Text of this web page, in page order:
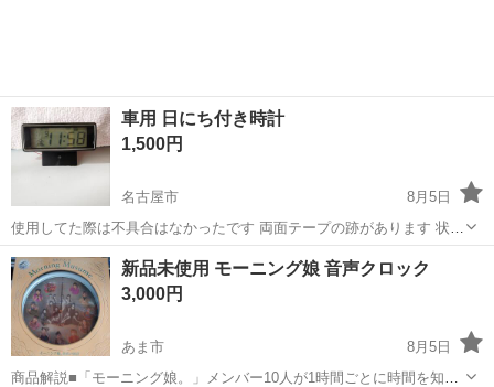
車用 日にち付き時計
1,500円
名古屋市
8月5日
使用してた際は不具合はなかったです 両面テープの跡があります 状態
は写メで確認して下さい(>_<) 最後まで責任持てない方は入札しないで
下さいm(__)m 自宅保管の為、神経質の方はお断りします m(__)m あ
と...
愛知 名古屋市 時計
新品未使用 モーニング娘 音声クロック
3,000円
あま市
8月5日
商品解説■「モーニング娘。」メンバー10人が1時間ごとに時間を知ら